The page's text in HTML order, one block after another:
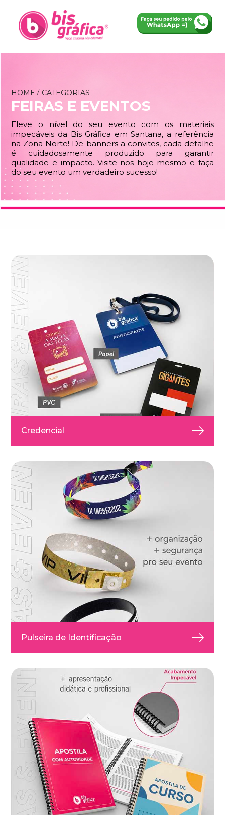
HOME CATEGORIAS
FEIRAS E EVENTOS
Eleve o nível do seu evento com os materiais
impecáveis da Bis Gráfica em Santana, a referência
na Zona Norte! De banners a convites, cada detalhe
é cuidadosamente produzido para garantir
qualidade e impacto. Visite-nos hoje mesmo e faça
do seu evento um verdadeiro sucesso!
Credencial
Pulseira de Identificação